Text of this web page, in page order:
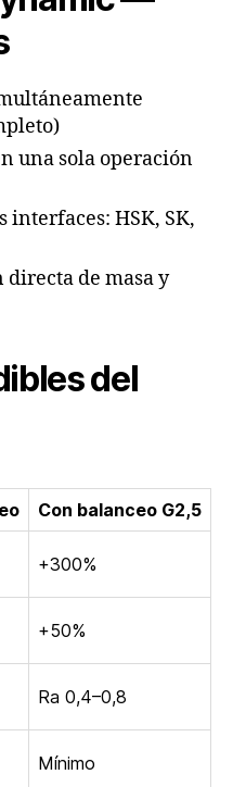
una sola operación
interfaces: HSK, SK,
de masa y
del
Con balanceo G2,5
+300%
+50%
Ra 0,4–0,8
Mínimo